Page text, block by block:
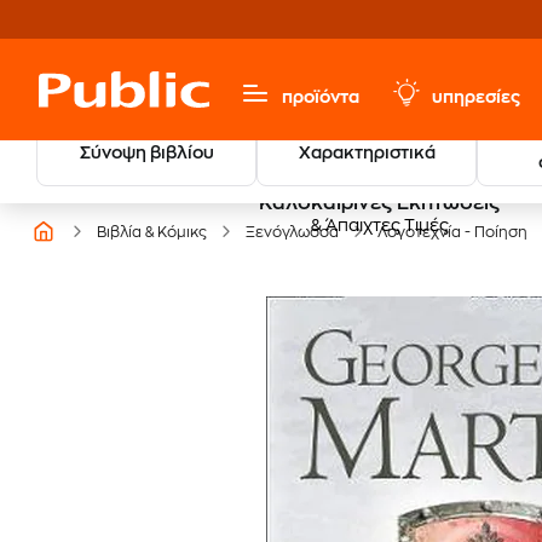
προϊόντα υπηρεσίες
Σύνοψη βιβλίου Χαρακτηριστικά
Καλοκαιρινές Εκπτώσεις
& Άπαιχτες Τιμές
Βιβλία & Κόμικς Ξενόγλωσσα Λογοτεχνία - Ποίηση